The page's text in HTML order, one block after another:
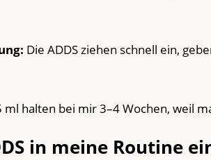
Die ADDS ziehen schnell ein,
ml halten bei mir 3–4 Wochen, weil
in meine Routine